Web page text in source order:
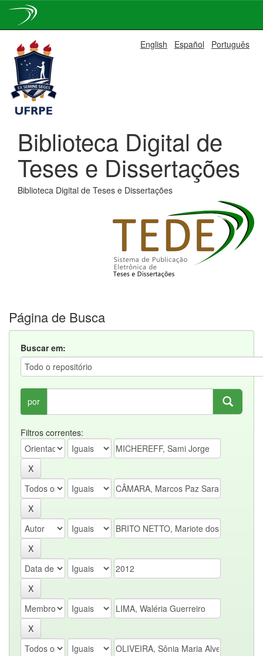
navigation
English Español Português
Biblioteca Digital de
Teses e Dissertações
Biblioteca Digital de Teses e Dissertações
Página de Busca
Buscar em:
por
Filtros correntes: